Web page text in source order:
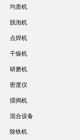
均质机
脱泡机
点焊机
干燥机
研磨机
密度仪
擂捣机
混合设备
除铁机